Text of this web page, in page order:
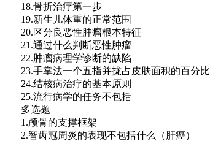
18.骨折治疗第一步
19.新生儿体重的正常范围
20.区分良恶性肿瘤根本特征
21.通过什么判断恶性肿瘤
22.肿瘤病理学诊断的缺陷
23.手掌法一个五指并拢占皮肤面积的百分比
24.结核病治疗的基本原则
25.流行病学的任务不包括
多选题
1.颅骨的支撑框架
2.智齿冠周炎的表现不包括什么（肝癌）